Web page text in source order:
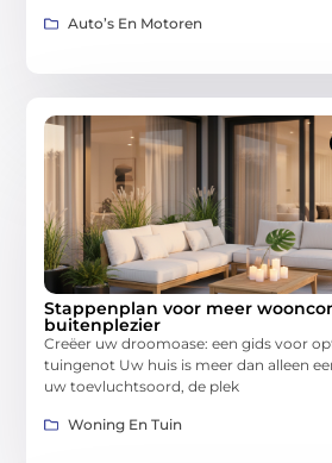
Auto’s En Motoren
Stappenplan voor meer
buitenplezier
Creëer uw droomoase: een gids voor
tuingenot Uw huis is meer dan alleen
uw toevluchtsoord, de plek
Woning En Tuin